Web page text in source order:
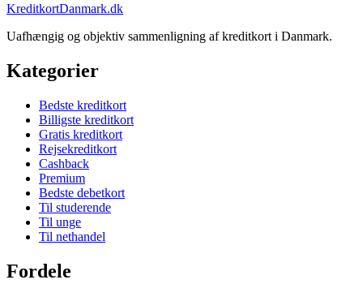
KreditkortDanmark.dk
Uafhængig og objektiv sammenligning af kreditkort i Danmark.
Kategorier
Bedste kreditkort
Billigste kreditkort
Gratis kreditkort
Rejsekreditkort
Cashback
Premium
Bedste debetkort
Til studerende
Til unge
Til nethandel
Fordele